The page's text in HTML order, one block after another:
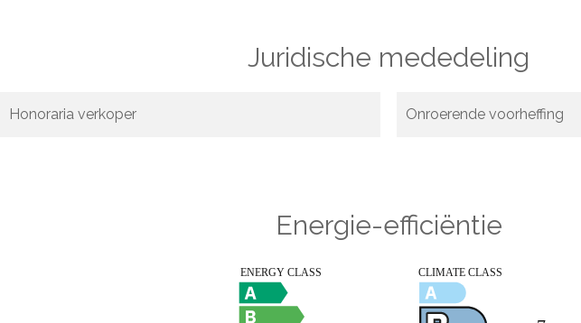
Juridische mededeling
Honoraria verkoper Onroerende voorheffing
Energie-efficiëntie